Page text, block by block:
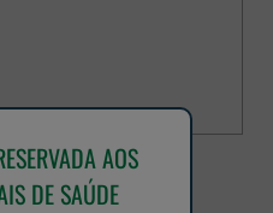
AOS
DE SAÚDE